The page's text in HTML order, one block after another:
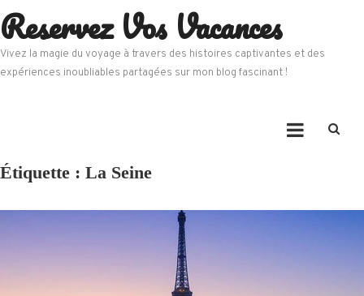
Skip
to
content
Reservez Vos Vacances
Vivez la magie du voyage à travers des histoires captivantes et des
expériences inoubliables partagées sur mon blog fascinant !
Étiquette : La Seine